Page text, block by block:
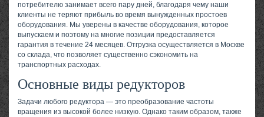
потребителю занимает всего пару дней, благодаря чему наши
клиенты не теряют прибыль во время вынужденных простоев
оборудования. Мы уверены в качестве оборудования, которое
выпускаем и поэтому на многие позиции предоставляется
гарантия в течение 24 месяцев. Отгрузка осуществляется в Москве
со склада, что позволяет существенно сэкономить на
транспортных расходах.
Основные виды редукторов
Задачи любого редуктора — это преобразование частоты
вращения из высокой более низкую. Однако таким образом, также